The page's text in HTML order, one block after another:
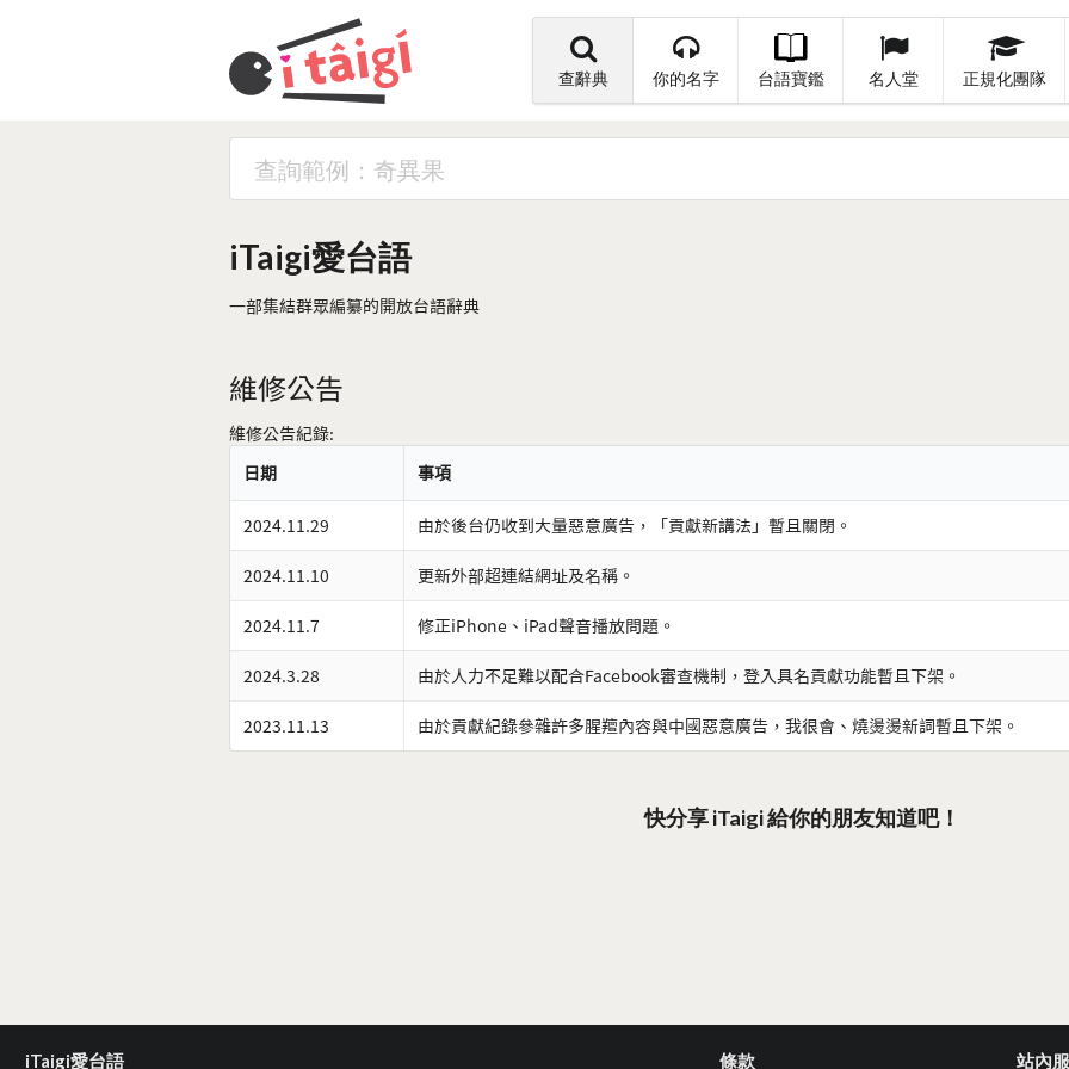
查辭典 你的名字 台語寶鑑 名人堂 正規化團隊
iTaigi愛台語
一部集結群眾編纂的開放台語辭典
維修公告
維修公告紀錄:
日期
事項
2024.11.29 由於後台仍收到大量惡意廣告，「貢獻新講法」暫且關閉。
2024.11.10 更新外部超連結網址及名稱。
2024.11.7 修正iPhone、iPad聲音播放問題。
2024.3.28 由於人力不足難以配合Facebook審查機制，登入具名貢獻功能暫且下架。
2023.11.13 由於貢獻紀錄參雜許多腥羶內容與中國惡意廣告，我很會、燒燙燙新詞暫且下架。
快分享 iTaigi 給你的朋友知道吧！
iTaigi愛台語 條款 站內